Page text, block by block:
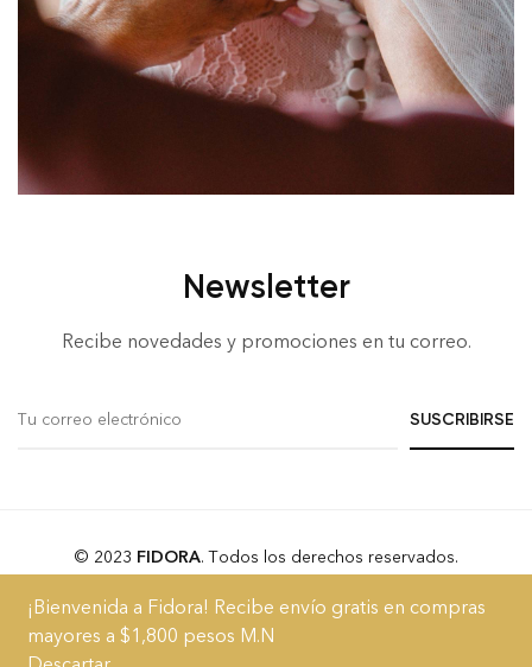
¡Bienvenida a Fidora! Recibe envío gratis en compras
mayores a $1,800 pesos M.N
Newsletter
Recibe novedades y promociones en tu correo.
© 2023 FIDORA. Todos los derechos reservados.
AcercaBlogFAQsTérminos y Condiciones Aviso de Privacidad